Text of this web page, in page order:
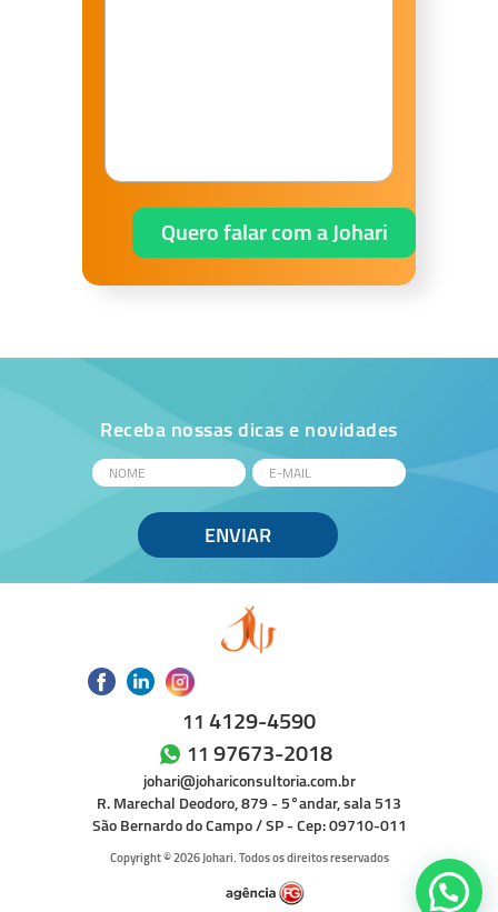
Receba nossas dicas e novidades
11 4129-4590
11 97673-2018
johari@johariconsultoria.com.br
R. Marechal Deodoro, 879 - 5°andar, sala 513
São Bernardo do Campo / SP - Cep: 09710-011
Copyright © 2026 Johari. Todos os direitos reservados